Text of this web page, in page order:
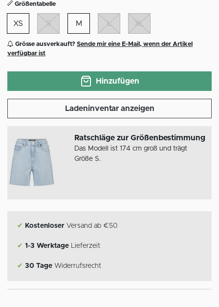
Größentabelle
XS S M L XL
Grösse ausverkauft? Sende mir eine E-Mail, wenn der Artikel
verfügbar ist
Hinzufügen
Ladeninventar anzeigen
Ratschläge zur Größenbestimmung
Das Modell ist 174 cm groß und trägt
Größe S.
✔ Kostenloser Versand ab €50
✔ 1-3 Werktage Lieferzeit
✔ 30 Tage Widerrufsrecht